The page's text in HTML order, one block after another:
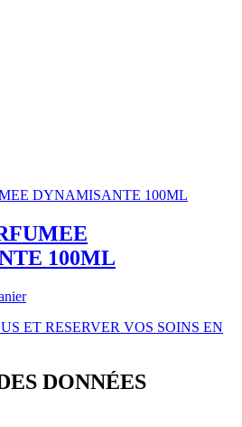
100ML
ET RESERVER VOS SOINS EN
DONNÉES